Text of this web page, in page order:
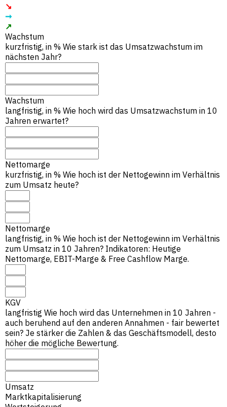
↘︎
➞
↗︎
Wachstum
kurzfristig, in % Wie stark ist das Umsatzwachstum im
nächsten Jahr?
Wachstum
langfristig, in % Wie hoch wird das Umsatzwachstum in 10
Jahren erwartet?
Nettomarge
kurzfristig, in % Wie hoch ist der Nettogewinn im Verhältnis
zum Umsatz heute?
Nettomarge
langfristig, in % Wie hoch ist der Nettogewinn im Verhältnis
zum Umsatz in 10 Jahren? Indikatoren: Heutige
Nettomarge, EBIT-Marge & Free Cashflow Marge.
KGV
langfristig Wie hoch wird das Unternehmen in 10 Jahren -
auch beruhend auf den anderen Annahmen - fair bewertet
sein? Je stärker die Zahlen & das Geschäftsmodell, desto
höher die mögliche Bewertung.
Umsatz
Marktkapitalisierung